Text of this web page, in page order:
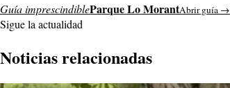
Guía imprescindibleParque Lo MorantAbrir guía →
Sigue la actualidad
Noticias relacionadas